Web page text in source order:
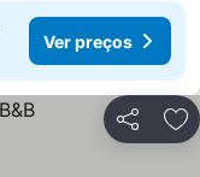
Ver preços
Partilhar